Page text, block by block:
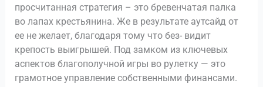
просчитанная стратегия – это бревенчатая палка
во лапах крестьянина. Же в результате аутсайд от
ее не желает, благодаря тому что без- видит
крепость выигрышей. Под замком из ключевых
аспектов благополучной игры во рулетку — это
грамотное управление собственными финансами.